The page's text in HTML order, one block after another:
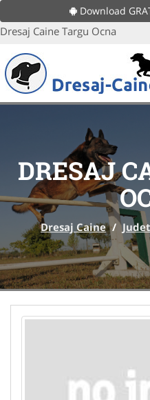
Download
Dresaj Caine Targu Ocna
DRESAJ
Dresaj Caine /